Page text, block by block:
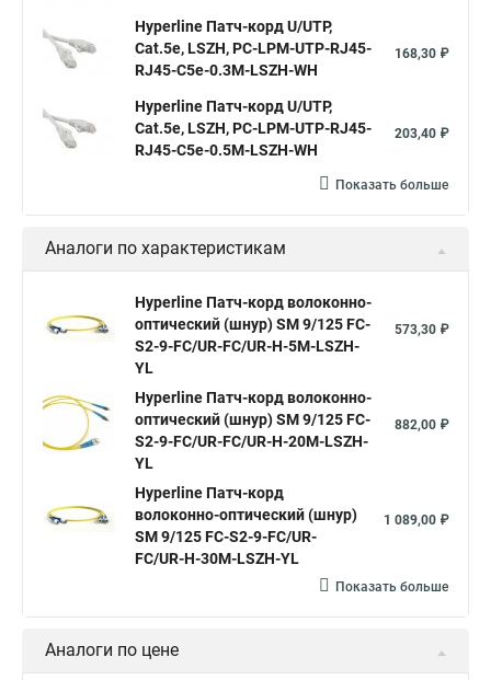
Hyperline Патч-корд U/UTP,
Cat.5е, LSZH, PC-LPM-UTP-RJ45-
RJ45-C5e-0.3M-LSZH-WH
168,30 ₽
Hyperline Патч-корд U/UTP,
Cat.5e, LSZH, PC-LPM-UTP-RJ45-
RJ45-C5e-0.5M-LSZH-WH
203,40 ₽
Показать больше
Аналоги по характеристикам
Hyperline Патч-корд волоконно-
оптический (шнур) SM 9/125 FC-
S2-9-FC/UR-FC/UR-H-5M-LSZH-
YL
573,30 ₽
Hyperline Патч-корд волоконно-
оптический (шнур) SM 9/125 FC-
S2-9-FC/UR-FC/UR-H-20M-LSZH-
YL
882,00 ₽
Hyperline Патч-корд
волоконно-оптический (шнур)
SM 9/125 FC-S2-9-FC/UR-
FC/UR-H-30M-LSZH-YL
1 089,00 ₽
Показать больше
Аналоги по цене